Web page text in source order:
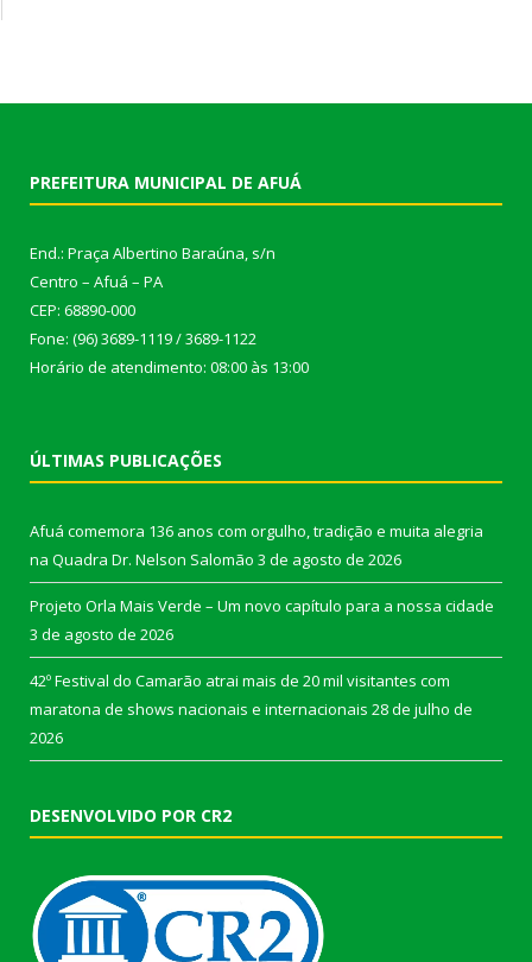
PREFEITURA MUNICIPAL DE AFUÁ
End.: Praça Albertino Baraúna, s/n
Centro – Afuá – PA
CEP: 68890-000
Fone: (96) 3689-1119 / 3689-1122
Horário de atendimento: 08:00 às 13:00
ÚLTIMAS PUBLICAÇÕES
Afuá comemora 136 anos com orgulho, tradição e muita alegria
na Quadra Dr. Nelson Salomão 3 de agosto de 2026
Projeto Orla Mais Verde – Um novo capítulo para a nossa cidade
3 de agosto de 2026
42º Festival do Camarão atrai mais de 20 mil visitantes com
maratona de shows nacionais e internacionais 28 de julho de
2026
DESENVOLVIDO POR CR2